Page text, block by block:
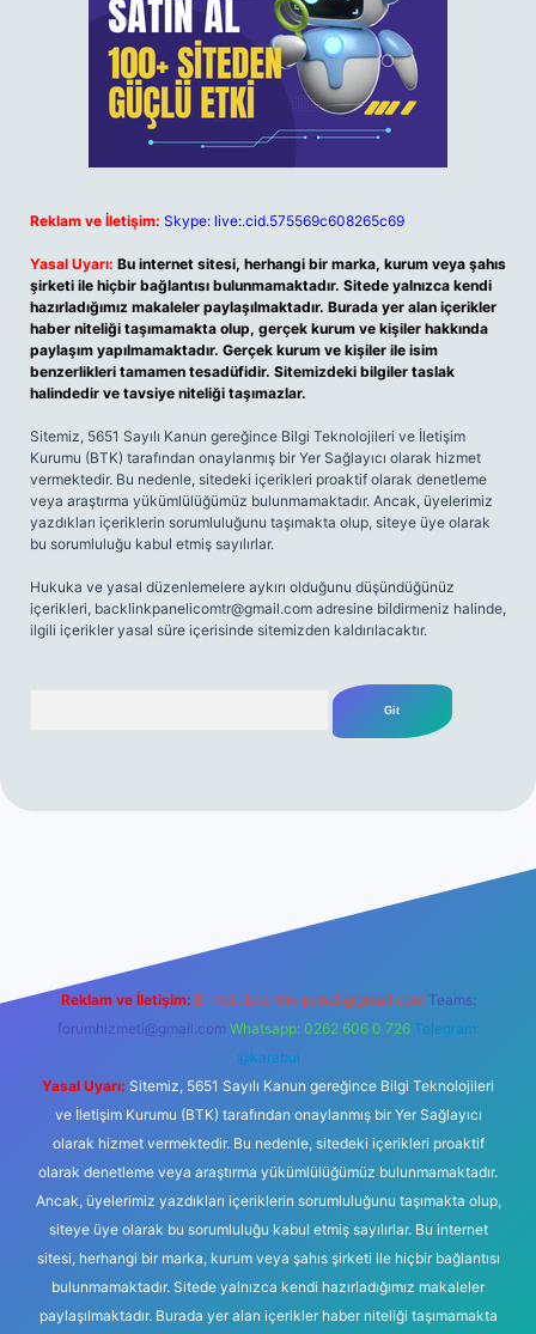
Reklam ve İletişim: Skype: live:.cid.575569c608265c69
Yasal Uyarı: Bu internet sitesi, herhangi bir marka, kurum veya şahıs
şirketi ile hiçbir bağlantısı bulunmamaktadır. Sitede yalnızca kendi
hazırladığımız makaleler paylaşılmaktadır. Burada yer alan içerikler
haber niteliği taşımamakta olup, gerçek kurum ve kişiler hakkında
paylaşım yapılmamaktadır. Gerçek kurum ve kişiler ile isim
benzerlikleri tamamen tesadüfidir. Sitemizdeki bilgiler taslak
halindedir ve tavsiye niteliği taşımazlar.
Sitemiz, 5651 Sayılı Kanun gereğince Bilgi Teknolojileri ve İletişim
Kurumu (BTK) tarafından onaylanmış bir Yer Sağlayıcı olarak hizmet
vermektedir. Bu nedenle, sitedeki içerikleri proaktif olarak denetleme
veya araştırma yükümlülüğümüz bulunmamaktadır. Ancak, üyelerimiz
yazdıkları içeriklerin sorumluluğunu taşımakta olup, siteye üye olarak
bu sorumluluğu kabul etmiş sayılırlar.
Hukuka ve yasal düzenlemelere aykırı olduğunu düşündüğünüz
içerikleri, backlinkpanelicomtr@gmail.com adresine bildirmeniz halinde,
ilgili içerikler yasal süre içerisinde sitemizden kaldırılacaktır.
Reklam ve İletişim: E-mail: backlinkpaneli@gmail.com Teams:
forumhizmeti@gmail.com Whatsapp: 0262 606 0 726 Telegram:
@karabul
Yasal Uyarı: Sitemiz, 5651 Sayılı Kanun gereğince Bilgi Teknolojileri
ve İletişim Kurumu (BTK) tarafından onaylanmış bir Yer Sağlayıcı
olarak hizmet vermektedir. Bu nedenle, sitedeki içerikleri proaktif
olarak denetleme veya araştırma yükümlülüğümüz bulunmamaktadır.
Ancak, üyelerimiz yazdıkları içeriklerin sorumluluğunu taşımakta olup,
siteye üye olarak bu sorumluluğu kabul etmiş sayılırlar. Bu internet
sitesi, herhangi bir marka, kurum veya şahıs şirketi ile hiçbir bağlantısı
bulunmamaktadır. Sitede yalnızca kendi hazırladığımız makaleler
paylaşılmaktadır. Burada yer alan içerikler haber niteliği taşımamakta